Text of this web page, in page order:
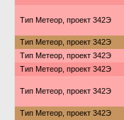
Тип Метеор, проект 342Э
Тип Метеор, проект 342Э
Тип Метеор, проект 342Э
Тип Метеор, проект 342Э
Тип Метеор, проект 342Э
Тип Метеор, проект 342Э